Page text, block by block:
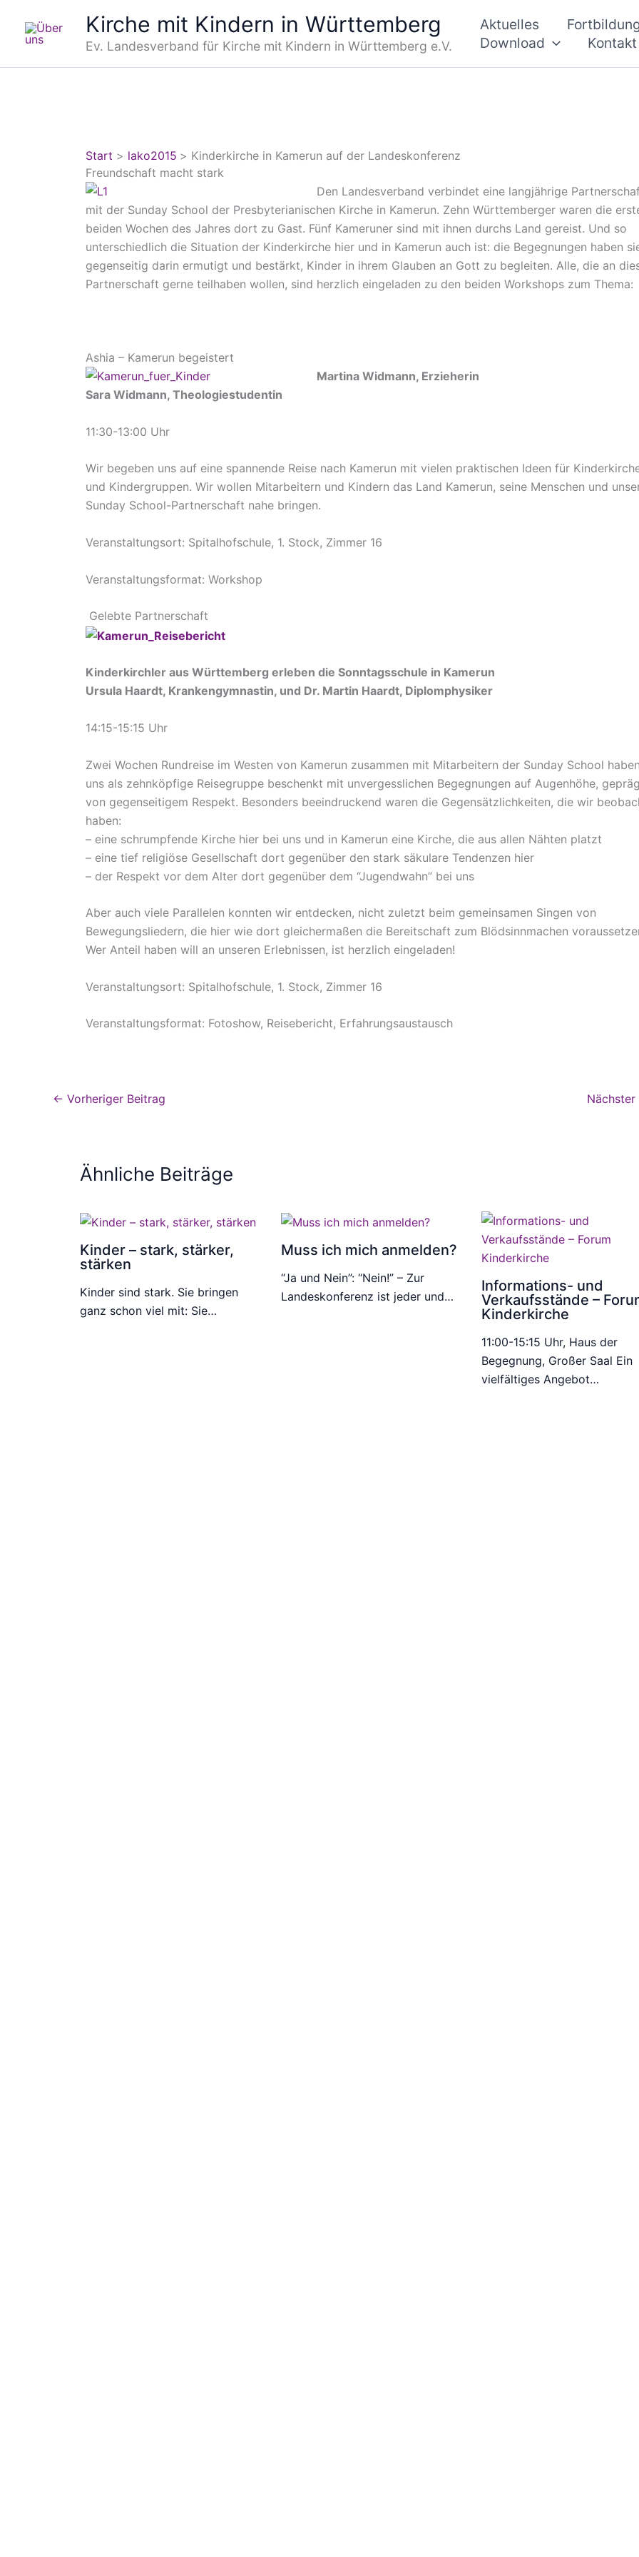
Inhalt
springen
Kirche mit Kindern in Württemberg
Ev. Landesverband für Kirche mit Kindern in Württemberg e.V.
Aktuelles
Download
Kontakt
Start lako2015
Kinderkirche in Kamerun auf der Landeskonferenz
Freundschaft macht stark
Den Landesverband verbindet eine langjährige
mit der Sunday School der Presbyterianischen Kirche in Kamerun. Zehn Württemberger waren die
beiden Wochen des Jahres dort zu Gast. Fünf Kameruner sind mit ihnen durchs Land gereist. Und so
unterschiedlich die Situation der Kinderkirche hier und in Kamerun auch ist: die Begegnungen haben
gegenseitig darin ermutigt und bestärkt, Kinder in ihrem Glauben an Gott zu begleiten. Alle, die an
Partnerschaft gerne teilhaben wollen, sind herzlich eingeladen zu den beiden Workshops zum Thema:
Ashia – Kamerun begeistert
Martina Widmann, Erzieherin
Sara Widmann, Theologiestudentin
11:30-13:00 Uhr
Wir begeben uns auf eine spannende Reise nach Kamerun mit vielen praktischen Ideen für
und Kindergruppen. Wir wollen Mitarbeitern und Kindern das Land Kamerun, seine Menschen und
Sunday School-Partnerschaft nahe bringen.
Veranstaltungsort: Spitalhofschule, 1. Stock, Zimmer 16
Veranstaltungsformat: Workshop
Gelebte Partnerschaft
Kinderkirchler aus Württemberg erleben die Sonntagsschule in Kamerun
Ursula Haardt, Krankengymnastin, und Dr. Martin Haardt, Diplomphysiker
14:15-15:15 Uhr
Zwei Wochen Rundreise im Westen von Kamerun zusammen mit Mitarbeitern der Sunday School
uns als zehnköpfige Reisegruppe beschenkt mit unvergesslichen Begegnungen auf Augenhöhe,
von gegenseitigem Respekt. Besonders beeindruckend waren die Gegensätzlichkeiten, die wir
haben:
– eine schrumpfende Kirche hier bei uns und in Kamerun eine Kirche, die aus allen Nähten platzt
– eine tief religiöse Gesellschaft dort gegenüber den stark säkulare Tendenzen hier
– der Respekt vor dem Alter dort gegenüber dem “Jugendwahn” bei uns
Aber auch viele Parallelen konnten wir entdecken, nicht zuletzt beim gemeinsamen Singen von
Bewegungsliedern, die hier wie dort gleichermaßen die Bereitschaft zum Blödsinnmachen
Wer Anteil haben will an unseren Erlebnissen, ist herzlich eingeladen!
Veranstaltungsort: Spitalhofschule, 1. Stock, Zimmer 16
Veranstaltungsformat: Fotoshow, Reisebericht, Erfahrungsaustausch
← Vorheriger Beitrag
Ähnliche Beiträge
Kinder – stark, stärker,
stärken
Kinder sind stark. Sie bringen
ganz schon viel mit: Sie…
Muss ich mich anmelden?
“Ja und Nein”: “Nein!” – Zur
Landeskonferenz ist jeder und…
Informations- und
Verkaufsstände –
Kinderkirche
11:00-15:15 Uhr, Haus der
Begegnung, Großer Saal Ein
vielfältiges Angebot…